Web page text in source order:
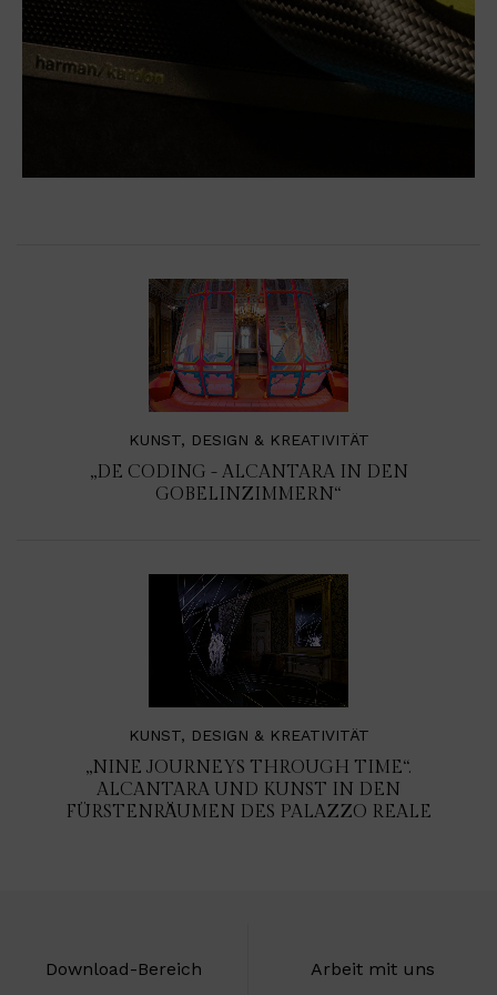
KUNST, DESIGN & KREATIVITÄT
„DE CODING - ALCANTARA IN DEN
GOBELINZIMMERN“
KUNST, DESIGN & KREATIVITÄT
„NINE JOURNEYS THROUGH TIME“.
ALCANTARA UND KUNST IN DEN
FÜRSTENRÄUMEN DES PALAZZO REALE
Download-Bereich Arbeit mit uns